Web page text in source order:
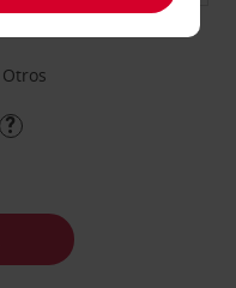
Otros